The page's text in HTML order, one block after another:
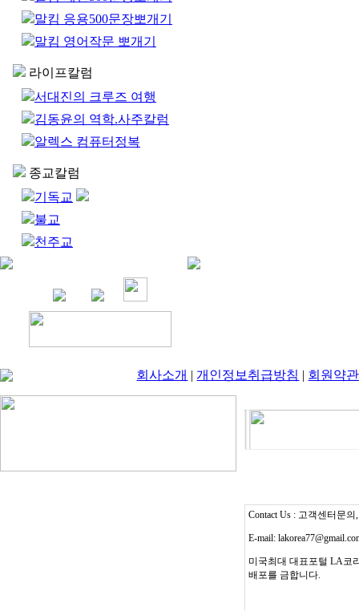
말킴 응용500문장뽀개기
말킴 영어작문 뽀개기
라이프칼럼
서대진의 크루즈 여행
김동윤의 역학.사주칼럼
알렉스 컴퓨터정복
종교칼럼
기독교
불교
천주교
회사소개 |개인정보취급방침 | 회원약관
Contact Us : 고객센터문의
E-mail:
미국최대 대표포털 LA코
배포를 금합니다.